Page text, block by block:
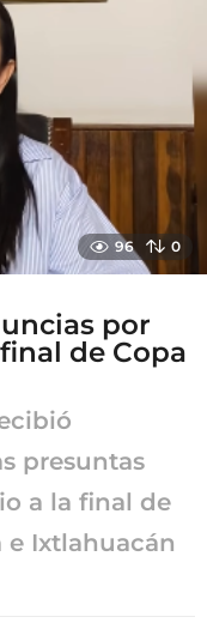
o
96 0
por
de Copa
presuntas
a la final de
e Ixtlahuacán